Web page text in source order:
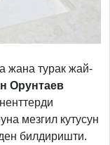
жана турак жай-
Орунтаев
мезгил кутусун
билдиришти.